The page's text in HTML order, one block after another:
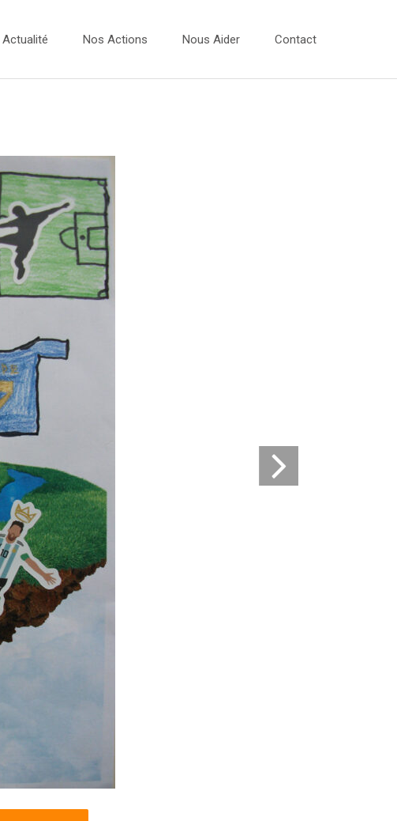
Actualité
Concours Dessins 2025
Concours Dessins 2024
Concours Dessins 2023
Presse
Nos Actions
Evénements
Expo Photos
Projets
Nous Aider Contact